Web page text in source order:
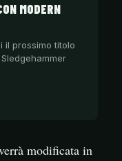
MODERN
il prossimo titolo
modificata in